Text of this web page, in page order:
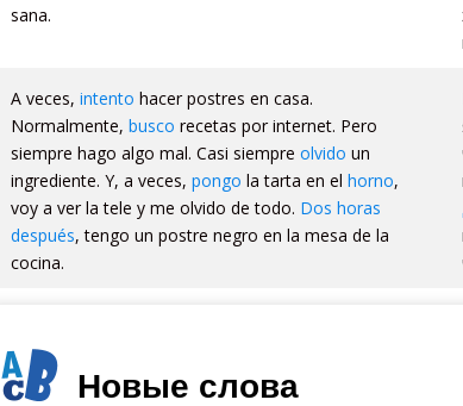
sana.
A veces, intento hacer postres en casa.
Normalmente, busco recetas por internet. Pero
siempre hago algo mal. Casi siempre olvido un
ingrediente. Y, a veces, pongo la tarta en el horno,
voy a ver la tele y me olvido de todo. Dos horas
después, tengo un postre negro en la mesa de la
cocina.
Новые слова